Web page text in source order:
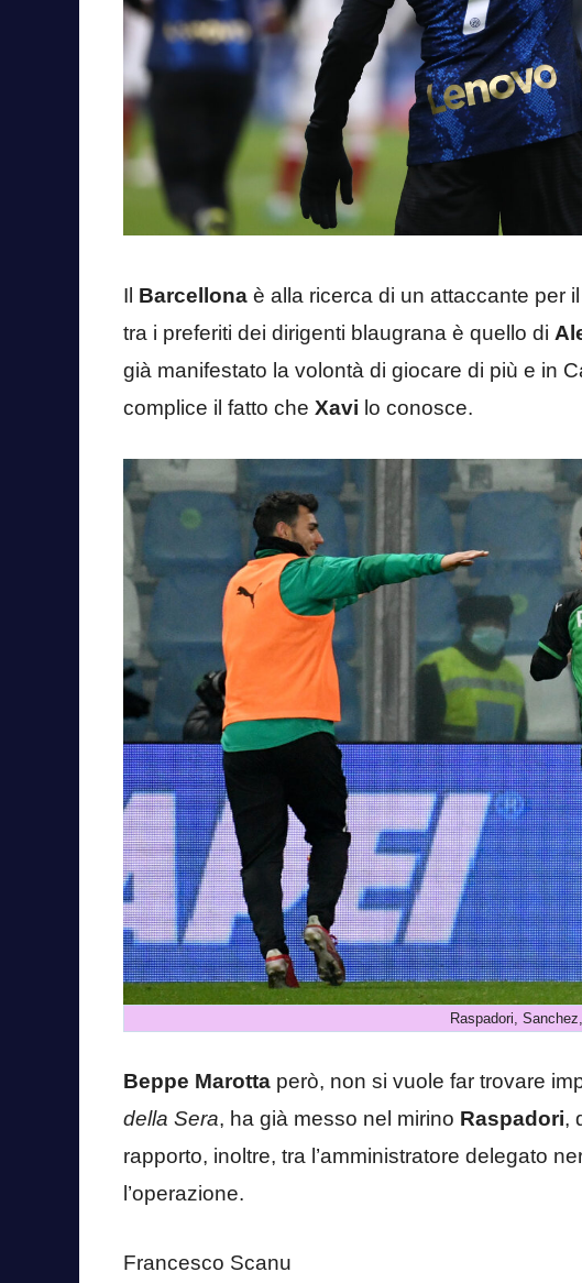
Il Barcellona è alla ricerca di un attaccante per
tra i preferiti dei dirigenti blaugrana è quello di
già manifestato la volontà di giocare di più e in
complice il fatto che Xavi lo conosce.
Raspadori,
Beppe Marotta però, non si vuole far trovare
della Sera, ha già messo nel mirino Raspadori,
rapporto, inoltre, tra l’amministratore delegato
l’operazione.
Francesco Scanu